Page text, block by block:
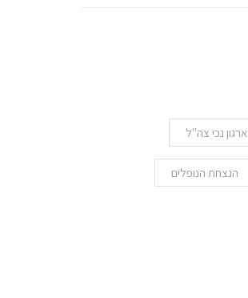
ארגון נכי צה"ל
הנצחת הנופלים